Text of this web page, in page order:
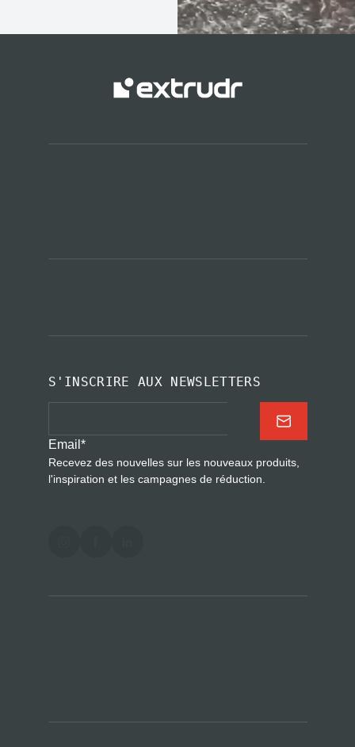
S'INSCRIRE AUX NEWSLETTERS
Email *
Recevez des nouvelles sur les nouveaux produits,
l'inspiration et les campagnes de réduction.